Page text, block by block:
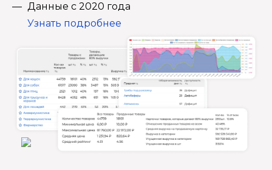
Данные с 2020 года
Узнать подробнее